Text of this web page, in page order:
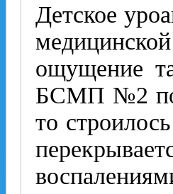
Детское
ощущение
БСМП №2 по-
то